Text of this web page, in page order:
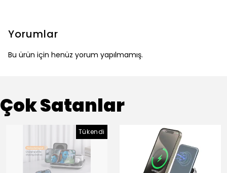
Yorumlar
Bu ürün için henüz yorum yapılmamış.
Çok Satanlar
Tükendi